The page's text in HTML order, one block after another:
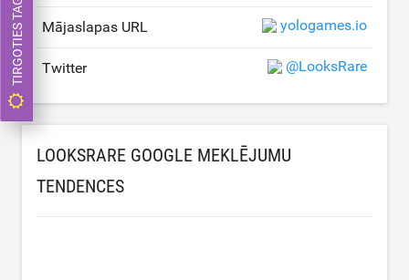
Mājaslapas URL yologames.io
Twitter @LooksRare
LOOKSRARE GOOGLE MEKLĒJUMU
TENDENCES
TIRGOTIES TAGAD